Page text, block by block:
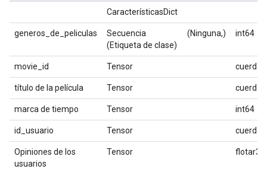
CaracterísticasDict
generos_de_peliculas
Secuencia
(Etiqueta de clase)
(Ninguna,) int64
movie_id Tensor cuerda
título de la película Tensor cuerda
marca de tiempo Tensor int64
id_usuario Tensor cuerda
Opiniones de los
usuarios
Tensor flotar32